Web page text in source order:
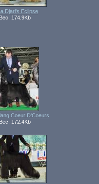
Djari's Eclipse
Вес: 174.9Kb
Coeur D'Coeurs
Вес: 172.4Kb